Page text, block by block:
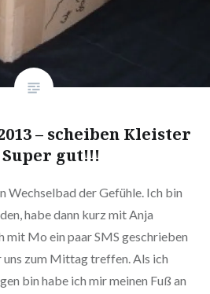
– scheiben Kleister
gut!!!
Wechselbad der Gefühle. Ich bin
habe dann kurz mit Anja
mit Mo ein paar SMS geschrieben
uns zum Mittag treffen. Als ich
bin habe ich mir meinen Fuß an